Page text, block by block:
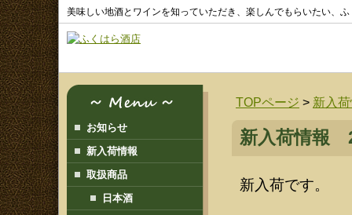
美味しい地酒とワインを知っていただき、楽しんでもらいたい、
TOPページ > 新入
新入荷情報
新入荷です。
お知らせ
新入荷情報
取扱商品
日本酒